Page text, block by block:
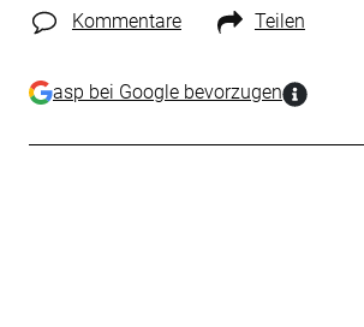
Kommentare Teilen
asp bei Google bevorzugen